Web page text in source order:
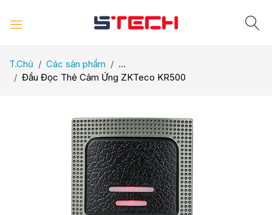
T.Chủ Các sản phẩm
...
Đầu Đọc Thẻ Cảm Ứng ZKTeco KR500